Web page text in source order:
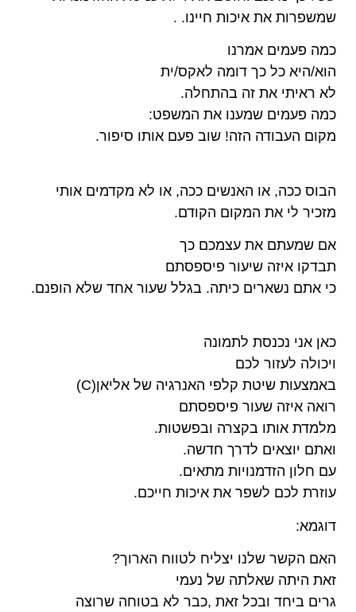
שמשפרות את איכות חיינו. .
כמה פעמים אמרנו
הוא/היא כל כך דומה לאקס/ית
לא ראיתי את זה בהתחלה.
כמה פעמים שמענו את המשפט:
מקום העבודה הזה! שוב פעם אותו סיפור.
הבוס ככה, או האנשים ככה, או לא מקדמים אותי
מזכיר לי את המקום הקודם.
אם שמעתם את עצמכם כך
תבדקו איזה שיעור פיספסתם
כי אתם נשארים כיתה. בגלל שעור אחד שלא הופנם.
כאן אני נכנסת לתמונה
ויכולה לעזור לכם
באמצעות שיטת קלפי האנרגיה של אליאן(C)
רואה איזה שעור פיספסתם
מלמדת אותו בקצרה ובפשטות.
ואתם יוצאים לדרך חדשה.
עם חלון הזדמנויות מתאים.
עוזרת לכם לשפר את איכות חייכם.
דוגמא:
האם הקשר שלנו יצליח לטווח הארוך?
זאת היתה שאלתה של נעמי
גרים ביחד ובכל זאת ,כבר לא בטוחה שרוצה